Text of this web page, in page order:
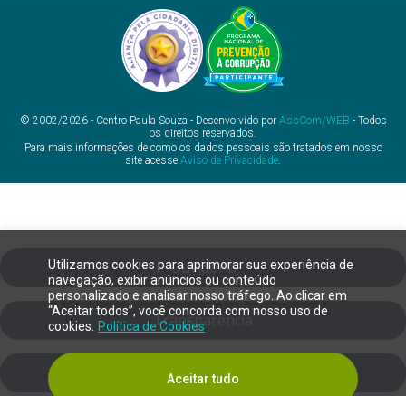
Utilizamos cookies para aprimorar sua experiência de
navegação, exibir anúncios ou conteúdo
personalizado e analisar nosso tráfego. Ao clicar em
“Aceitar todos”, você concorda com nosso uso de
cookies.
Política de Cookies
Aceitar tudo
© 2002/2026 - Centro Paula Souza - Desenvolvido por AssCom/WEB - Todos
os direitos reservados.
Para mais informações de como os dados pessoais são tratados em nosso
site acesse Aviso de Privacidade.
Ouvidoria
Transparência
SIC